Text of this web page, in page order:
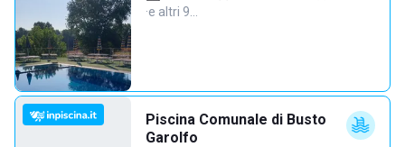
·e altri 9…
Piscina Comunale di Busto
Garolfo